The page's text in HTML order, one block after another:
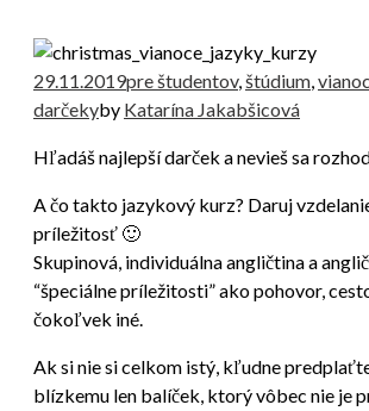
29.11.2019pre študentov,štúdium,
darčekyby Katarína Jakabšicová
Hľadáš najlepší darček a nevieš sa
A čo takto jazykový kurz? Daruj
príležitosť 🙂
Skupinová, individuálna angličtina a
“špeciálne príležitosti” ako pohovor,
čokoľvek iné.
Ak si nie si celkom istý, kľudne
blízkemu len balíček, ktorý vôbec nie je